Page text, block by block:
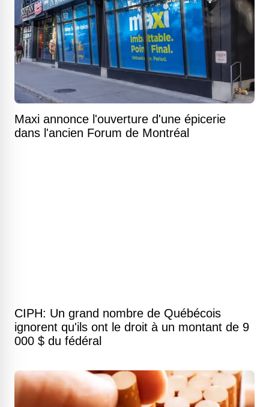
Maxi annonce l'ouverture d'une épicerie
dans l'ancien Forum de Montréal
CIPH: Un grand nombre de Québécois
ignorent qu'ils ont le droit à un montant de 9
000 $ du fédéral